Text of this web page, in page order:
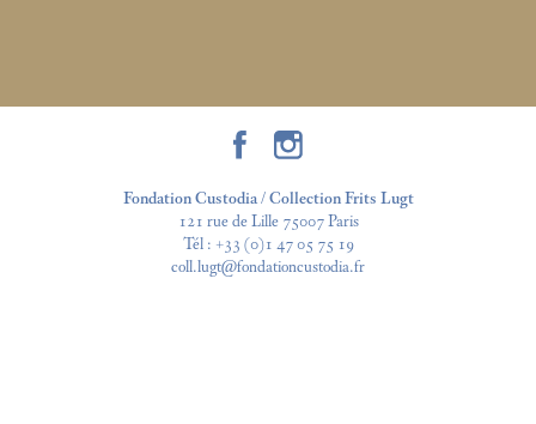
Fondation Custodia / Collection Frits Lugt
121 rue de Lille 75007 Paris
Tél : +33 (0)1 47 05 75 19
coll.lugt@fondationcustodia.fr